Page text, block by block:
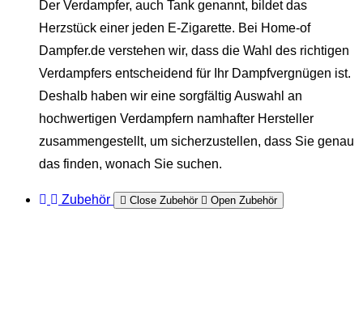
Der Verdampfer, auch Tank genannt, bildet das
Herzstück einer jeden E-Zigarette. Bei Home-of
Dampfer.de verstehen wir, dass die Wahl des richtigen
Verdampfers entscheidend für Ihr Dampfvergnügen ist.
Deshalb haben wir eine sorgfältig Auswahl an
hochwertigen Verdampfern namhafter Hersteller
zusammengestellt, um sicherzustellen, dass Sie genau
das finden, wonach Sie suchen.
Zubehör Close Zubehör Open Zubehör